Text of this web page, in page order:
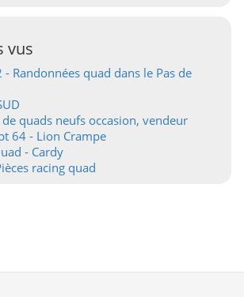
vus
- Randonnées quad dans le Pas de
quads neufs occasion, vendeur
64 - Lion Crampe
- Cardy
racing quad